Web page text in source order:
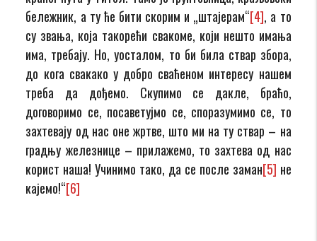
бележник, а ту ће бити скорим и „штајерам“[4], а то
су звања, која такорећи свакоме, који нешто имања
има, требају. Но, уосталом, то би била ствар збора,
до кога свакако у добро сваћеном интересу нашем
треба да дођемо. Скупимо се дакле, браћо,
договоримо се, посаветујмо се, споразумимо се, то
захтевају од нас оне жртве, што ми на ту ствар – на
градњу железнице – прилажемо, то захтева од нас
корист наша! Учинимо тако, да се после заман[5] не
кајемо!“[6]